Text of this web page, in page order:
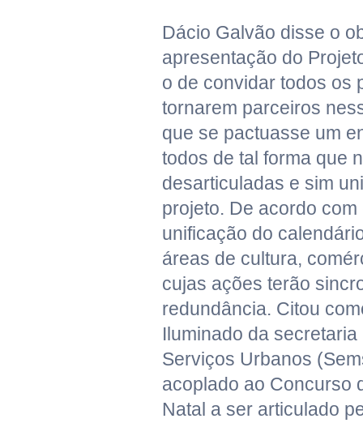
Dácio Galvão disse o
apresentação do
o de convidar todos os
tornarem parceiros
que se pactuasse um
todos de tal forma que
desarticuladas e sim
projeto. De acordo
unificação do
áreas de cultura,
cujas ações terão
redundância. Citou
Iluminado da
Serviços Urbanos
acoplado ao Concurso
Natal a ser articulado